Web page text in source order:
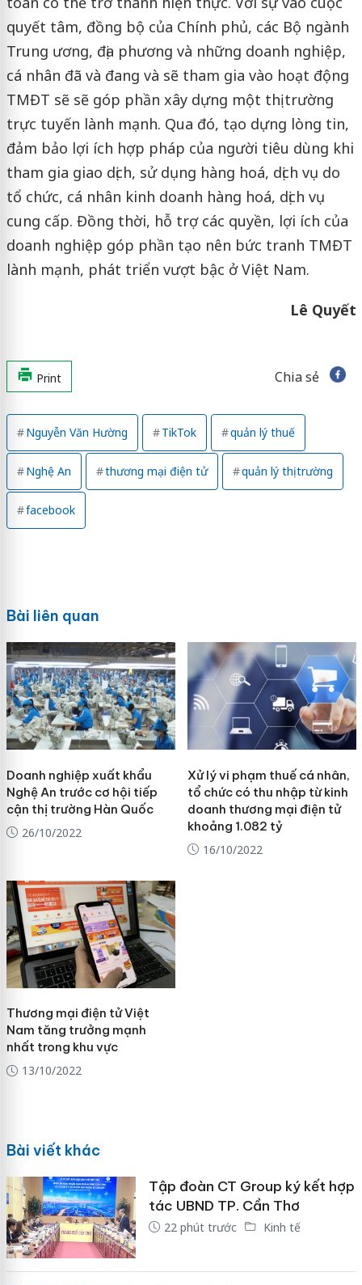
quyết tâm, đồng bộ của Chính phủ, các Bộ ngành
Trung ương, địa phương và những doanh nghiệp,
cá nhân đã và đang và sẽ tham gia vào hoạt động
TMĐT sẽ sẽ góp phần xây dựng một thị trường
trực tuyến lành mạnh. Qua đó, tạo dựng lòng tin,
đảm bảo lợi ích hợp pháp của người tiêu dùng khi
tham gia giao dịch, sử dụng hàng hoá, dịch vụ do
tổ chức, cá nhân kinh doanh hàng hoá, dịch vụ
cung cấp. Đồng thời, hỗ trợ các quyền, lợi ích của
doanh nghiệp góp phần tạo nên bức tranh TMĐT
lành mạnh, phát triển vượt bậc ở Việt Nam.
Lê Quyết
Print Chia sẻ
Nguyễn Văn Hường TikTok quản lý thuế
Nghệ An thương mại điện tử quản lý thị trường
facebook
Bài liên quan
Doanh nghiệp xuất khẩu
Nghệ An trước cơ hội tiếp
cận thị trường Hàn Quốc
26/10/2022
Xử lý vi phạm thuế cá nhân,
tổ chức có thu nhập từ kinh
doanh thương mại điện tử
khoảng 1.082 tỷ
16/10/2022
Thương mại điện tử Việt
Nam tăng trưởng mạnh
nhất trong khu vực
13/10/2022
Bài viết khác
Tập đoàn CT Group ký kết hợp
tác UBND TP. Cần Thơ
22 phút trước Kinh tế